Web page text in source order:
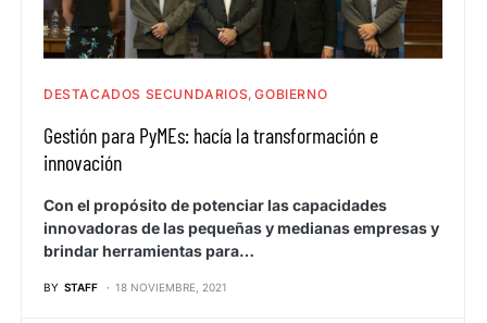
DESTACADOS SECUNDARIOS GOBIERNO
Gestión para PyMEs: hacía la transformación e
innovación
Con el propósito de potenciar las capacidades
innovadoras de las pequeñas y medianas empresas y
brindar herramientas para…
BY STAFF 18 NOVIEMBRE, 2021